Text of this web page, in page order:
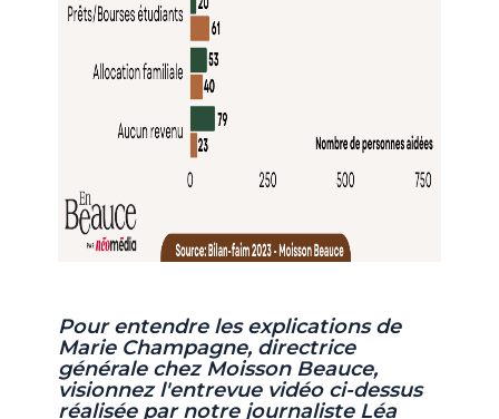
Pour entendre les explications de
Marie Champagne, directrice
générale chez Moisson Beauce,
visionnez l'entrevue vidéo ci-dessus
réalisée par notre journaliste Léa